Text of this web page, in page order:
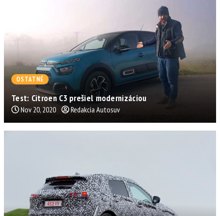
OSTATNÉ
Test: Citroen C3 prešiel modernizáciou
Nov 20, 2020 Redakcia Autosuv